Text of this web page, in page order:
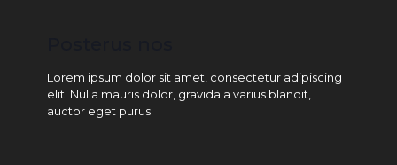
Lorem ipsum dolor sit amet, consectetur adipiscing
elit. Nulla mauris dolor, gravida a varius blandit,
auctor eget purus.